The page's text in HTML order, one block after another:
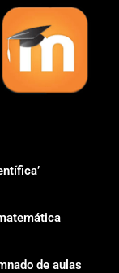
de aulas